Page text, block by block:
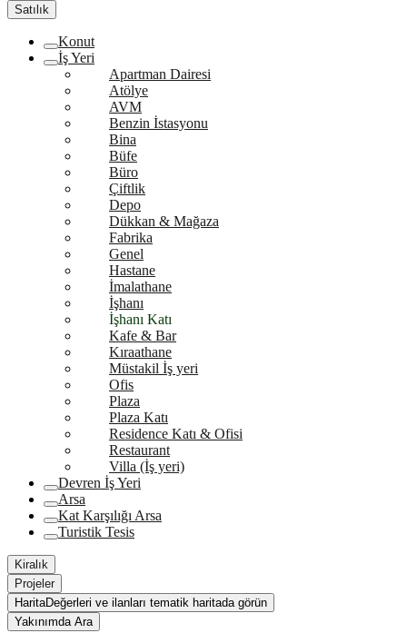
Satılık
Konut
İş Yeri
Apartman Dairesi
Atölye
AVM
Benzin İstasyonu
Bina
Büfe
Büro
Çiftlik
Depo
Dükkan & Mağaza
Fabrika
Genel
Hastane
İmalathane
İşhanı
İşhanı Katı
Kafe & Bar
Kıraathane
Müstakil İş yeri
Ofis
Plaza
Plaza Katı
Residence Katı & Ofisi
Restaurant
Villa (İş yeri)
Devren İş Yeri
Arsa
Kat Karşılığı Arsa
Turistik Tesis
Kiralık
Projeler
HaritaDeğerleri ve ilanları tematik haritada görün
Yakınımda Ara